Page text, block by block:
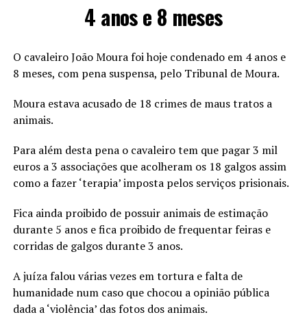
4 anos e 8 meses
O cavaleiro João Moura foi hoje condenado em 4 anos e
8 meses, com pena suspensa, pelo Tribunal de Moura.
Moura estava acusado de 18 crimes de maus tratos a
animais.
Para além desta pena o cavaleiro tem que pagar 3 mil
euros a 3 associações que acolheram os 18 galgos assim
como a fazer ‘terapia’ imposta pelos serviços prisionais.
Fica ainda proibido de possuir animais de estimação
durante 5 anos e fica proibido de frequentar feiras e
corridas de galgos durante 3 anos.
A juíza falou várias vezes em tortura e falta de
humanidade num caso que chocou a opinião pública
dada a ‘violência’ das fotos dos animais.